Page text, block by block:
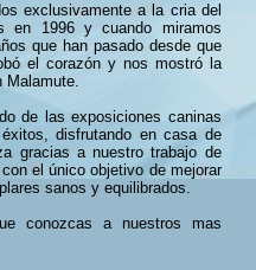
exclusivamente a la cria del
en 1996 y cuando miramos
que han pasado desde que
el corazón y nos mostró la
Malamute.
de las exposiciones caninas
disfrutando en casa de
gracias a nuestro trabajo de
el único objetivo de mejorar
sanos y equilibrados.
conozcas a nuestros mas